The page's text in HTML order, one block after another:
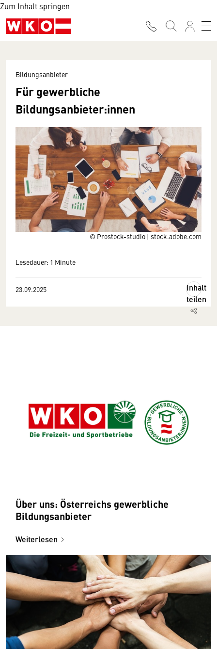
Zum Inhalt springen
© Prostock-studio | stock.adobe.com
Bildungsanbieter
Für gewerbliche
Bildungsanbieter:innen
Lesedauer: 1 Minute
23.09.2025
Inhalt
teilen
Über uns: Österreichs gewerbliche
Bildungsanbieter
Weiterlesen